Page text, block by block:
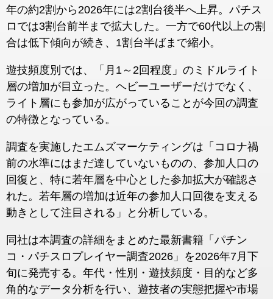
年の約2割から2026年には2割台後半へ上昇。パチス
ロでは3割台前半まで拡大した。一方で60代以上の割
合は低下傾向が続き、1割台半ばまで縮小。
遊技頻度別では、「月1～2回程度」のミドルライト
層の増加が目立った。ヘビーユーザーだけでなく、
ライト層にも参加が広がっていることが今回の調査
の特徴となっている。
調査を実施したエムズマーケティングは「コロナ禍
前の水準にはまだ達していないものの、参加人口の
回復と、特に若年層を中心とした参加拡大が確認さ
れた。若年層の増加は近年の参加人口回復を支える
動きとして注目される」と分析している。
同社は本調査の詳細をまとめた最新書籍「パチン
コ・パチスロプレイヤー調査2026」を2026年7月下
旬に発売する。年代・性別・遊技頻度・目的など多
角的なデータ分析を行い、遊技者の実態把握や市場